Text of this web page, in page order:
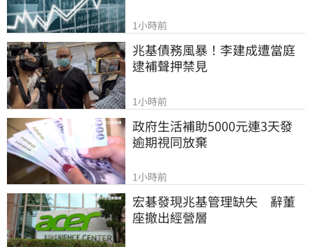
1小時前
兆基債務風暴！李建成遭當庭
逮補聲押禁見
1小時前
政府生活補助5000元連3天發
逾期視同放棄
1小時前
宏碁發現兆基管理缺失　辭董
座撤出經營層